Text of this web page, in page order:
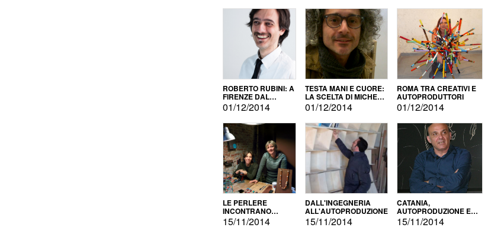
ROBERTO RUBINI: A
FIRENZE DAL
PRODOTTO ALLA
PROMOZIONE
01/12/2014
TESTA MANI E CUORE:
LA SCELTA DI MICHELE
BARBERIO
01/12/2014
ROMA TRA CREATIVI E
AUTOPRODUTTORI
01/12/2014
LE PERLERE
INCONTRANO
L'AUTOPRODUZIONE
15/11/2014
DALL'INGEGNERIA
ALL'AUTOPRODUZIONE
15/11/2014
CATANIA,
AUTOPRODUZIONE E
COMMERCIALIZZAZIONE
15/11/2014